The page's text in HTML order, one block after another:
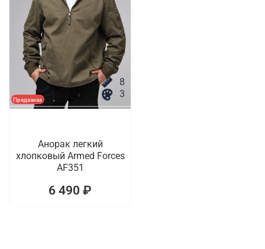
Предзаказ
8
3
Анорак легкий
хлопковый Armed Forces
AF351
6 490 ₽